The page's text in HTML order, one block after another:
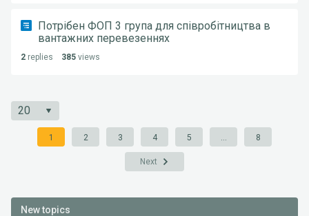
Потрібен ФОП 3 група для співробітництва в
вантажних перевезеннях
2 replies 385 views
1 2 3 4 5 8
Next
New topics